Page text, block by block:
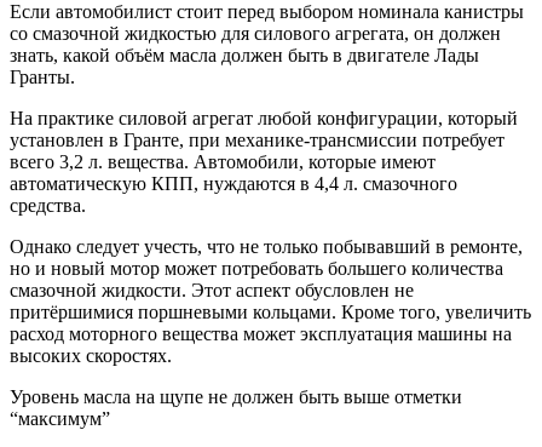
Если автомобилист стоит перед выбором номинала канистры
со смазочной жидкостью для силового агрегата, он должен
знать, какой объём масла должен быть в двигателе Лады
Гранты.
На практике силовой агрегат любой конфигурации, который
установлен в Гранте, при механике-трансмиссии потребует
всего 3,2 л. вещества. Автомобили, которые имеют
автоматическую КПП, нуждаются в 4,4 л. смазочного
средства.
Однако следует учесть, что не только побывавший в ремонте,
но и новый мотор может потребовать большего количества
смазочной жидкости. Этот аспект обусловлен не
притёршимися поршневыми кольцами. Кроме того, увеличить
расход моторного вещества может эксплуатация машины на
высоких скоростях.
Уровень масла на щупе не должен быть выше отметки
“максимум”